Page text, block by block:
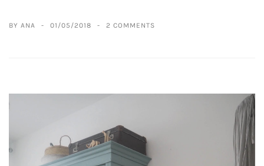
BY ANA 01/05/2018 2 COMMENTS